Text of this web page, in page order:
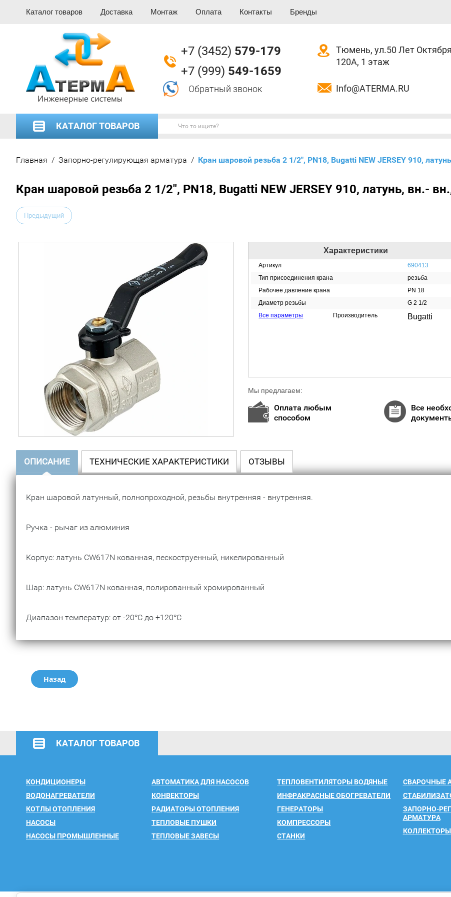
Каталог товаров Доставка Монтаж Оплата Контакты Бренды
+7 (3452) 579-179
+7 (999) 549-1659
Обратный звонок
Тюмень, ул.50 Лет Октября
120А, 1 этаж
Info@ATERMA.RU
КАТАЛОГ ТОВАРОВ
Главная / Запорно-регулирующая арматура /
Кран шаровой резьба 2 1/2", PN18, Bugatti NEW JERSEY 910,
Кран шаровой резьба 2 1/2", PN18, Bugatti NEW JERSEY 910, латунь, вн.-
Предыдущий
Характеристики
Артикул
690413
Тип присоединения крана
резьба
Рабочее давление крана
PN 18
Диаметр резьбы
G 2 1/2
Все параметры
Производитель Bugatti
Мы предлагаем:
Оплата любым
способом
Все
ОПИСАНИЕ ТЕХНИЧЕСКИЕ ХАРАКТЕРИСТИКИ ОТЗЫВЫ
Кран шаровой латунный, полнопроходной, резьбы внутренняя - внутренняя.
Ручка - рычаг из алюминия
Корпус: латунь CW617N кованная, пескоструенный, никелированный
Шар: латунь CW617N кованная, полированный хромированный
Диапазон температур: от -20°C до +120°C
Назад
КАТАЛОГ ТОВАРОВ
КОНДИЦИОНЕРЫ
ВОДОНАГРЕВАТЕЛИ
КОТЛЫ ОТОПЛЕНИЯ
НАСОСЫ
НАСОСЫ ПРОМЫШЛЕННЫЕ
АВТОМАТИКА ДЛЯ НАСОСОВ
КОНВЕКТОРЫ
РАДИАТОРЫ ОТОПЛЕНИЯ
ТЕПЛОВЫЕ ПУШКИ
ТЕПЛОВЫЕ ЗАВЕСЫ
ТЕПЛОВЕНТИЛЯТОРЫ ВОДЯНЫЕ
ИНФРАКРАСНЫЕ ОБОГРЕВАТЕЛИ
ГЕНЕРАТОРЫ
КОМПРЕССОРЫ
СТАНКИ
СВАРОЧНЫЕ
ЗАПОРНО-
АРМАТУРА
КОЛЛЕКТОРЫ